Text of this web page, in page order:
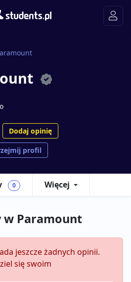
Dodaj opinię
profil
0 Więcej
w Paramount
jeszcze żadnych opinii.
się swoim